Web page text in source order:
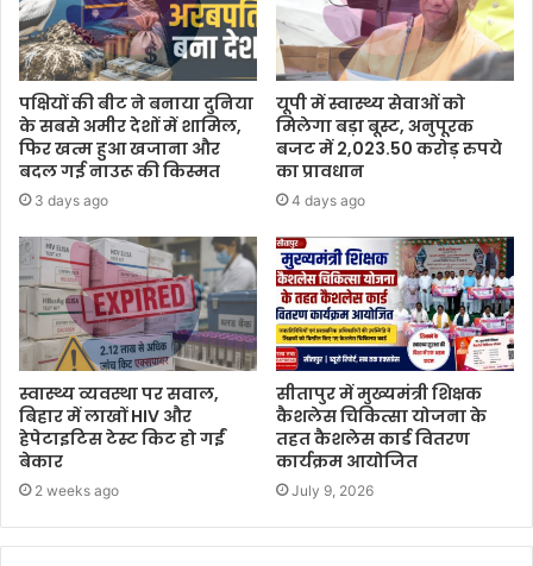
पक्षियों की बीट ने बनाया दुनिया
के सबसे अमीर देशों में शामिल,
फिर खत्म हुआ खजाना और
बदल गई नाउरू की किस्मत
3 days ago
यूपी में स्वास्थ्य सेवाओं को
मिलेगा बड़ा बूस्ट, अनुपूरक
बजट में 2,023.50 करोड़ रुपये
का प्रावधान
4 days ago
स्वास्थ्य व्यवस्था पर सवाल,
बिहार में लाखों HIV और
हेपेटाइटिस टेस्ट किट हो गईं
बेकार
2 weeks ago
सीतापुर में मुख्यमंत्री शिक्षक
कैशलेस चिकित्सा योजना के
तहत कैशलेस कार्ड वितरण
कार्यक्रम आयोजित
July 9, 2026